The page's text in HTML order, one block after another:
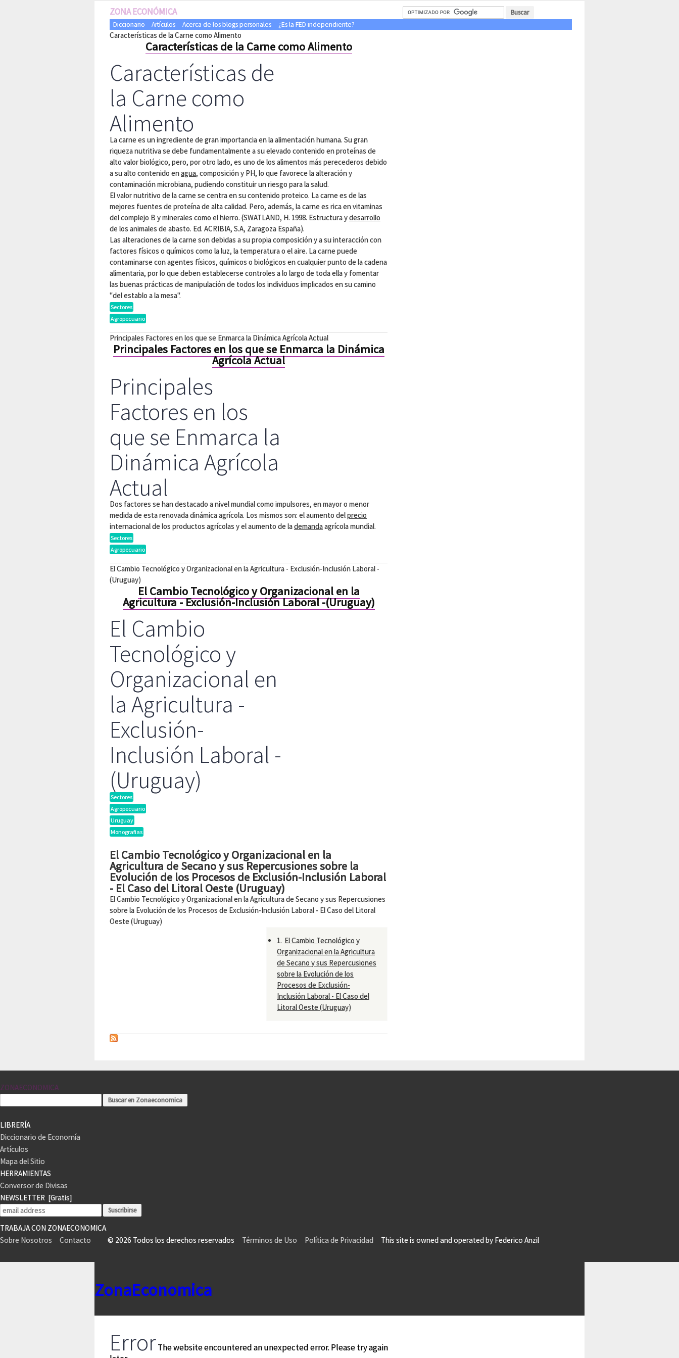
ZONA ECONÓMICA
Diccionario Artículos Acerca de los blogs personales ¿Es la FED independiente?
Características de la Carne como Alimento
Características de la Carne como Alimento
Características de
la Carne como
Alimento
La carne es un ingrediente de gran importancia en la alimentación humana. Su gran
riqueza nutritiva se debe fundamentalmente a su elevado contenido en proteínas de
alto valor biológico, pero, por otro lado, es uno de los alimentos más perecederos debido
a su alto contenido enagua, composición y PH, lo que favorece la alteración y
contaminación microbiana, pudiendo constituir un riesgo para la salud.
El valor nutritivo de la carne se centra en su contenido proteico. La carne es de las
mejores fuentes de proteína de alta calidad. Pero, además, la carne es rica en vitaminas
del complejo B y minerales como el hierro. (SWATLAND, H. 1998. Estructura ydesarrollo
de los animales de abasto. Ed. ACRIBIA, S.A, Zaragoza España).
Las alteraciones de la carne son debidas a su propia composición y a su interacción con
factores físicos o químicos como la luz, la temperatura o el aire. La carne puede
contaminarse con agentes físicos, químicos o biológicos en cualquier punto de la cadena
alimentaria, por lo que deben establecerse controles a lo largo de toda ella y fomentar
las buenas prácticas de manipulación de todos los individuos implicados en su camino
"del establo a la mesa".
Sectores
Agropecuario
Principales Factores en los que se Enmarca la Dinámica Agrícola Actual
Principales Factores en los que se Enmarca la Dinámica
Agrícola Actual
Principales
Factores en los
que se Enmarca la
Dinámica Agrícola
Actual
Dos factores se han destacado a nivel mundial como impulsores, en mayor o menor
medida de esta renovada dinámica agrícola. Los mismos son: el aumento delprecio
internacional de los productos agrícolas y el aumento de lademandaagrícola mundial.
Sectores
Agropecuario
El Cambio Tecnológico y Organizacional en la Agricultura - Exclusión-Inclusión Laboral -
(Uruguay)
El Cambio Tecnológico y Organizacional en la
Agricultura - Exclusión-Inclusión Laboral -(Uruguay)
El Cambio
Tecnológico y
Organizacional en
la Agricultura -
Exclusión-
Inclusión Laboral -
(Uruguay)
Sectores
Agropecuario
Uruguay
Monografias
El Cambio Tecnológico y Organizacional en la
Agricultura de Secano y sus Repercusiones sobre la
Evolución de los Procesos de Exclusión-Inclusión Laboral
- El Caso del Litoral Oeste (Uruguay)
El Cambio Tecnológico y Organizacional en la Agricultura de Secano y sus Repercusiones
sobre la Evolución de los Procesos de Exclusión-Inclusión Laboral - El Caso del Litoral
Oeste (Uruguay)
1. El Cambio Tecnológico y
Organizacional en la Agricultura
de Secano y sus Repercusiones
sobre la Evolución de los
Procesos de Exclusión-
Inclusión Laboral - El Caso del
Litoral Oeste (Uruguay)
ZONAECONOMICA
LIBRERÍA
Diccionario de Economía
Artículos
Mapa del Sitio
HERRAMIENTAS
Conversor de Divisas
NEWSLETTER [Gratis]
TRABAJA CON ZONAECONOMICA
Sobre Nosotros
Contacto © 2026 Todos los derechos reservados Términos de Uso Política de Privacidad This site is owned and operated by Federico Anzil
ZonaEconomica
ErrorThe website encountered an unexpected error. Please try again